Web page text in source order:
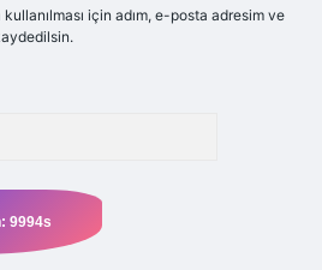
için adım, e-posta adresim ve